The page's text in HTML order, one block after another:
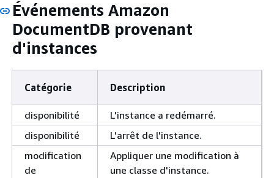
Événements Amazon
DocumentDB provenant
d'instances
Catégorie Description
disponibilité
L'instance a redémarré.
disponibilité
L'arrêt de l'instance.
modification
de
Appliquer une modification à
une classe d'instance.